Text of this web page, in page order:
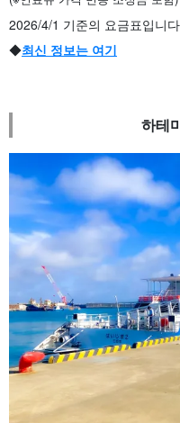
2026/4/1 기준의 요금표입니
◆최신 정보는 여기
하테